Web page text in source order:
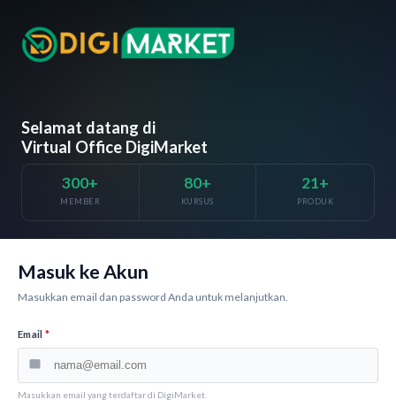
Selamat datang di
Virtual Office DigiMarket
300+
MEMBER
80+
KURSUS
21+
PRODUK
Masuk ke Akun
Masukkan email dan password Anda untuk melanjutkan.
Email *
Masukkan email yang terdaftar di DigiMarket.